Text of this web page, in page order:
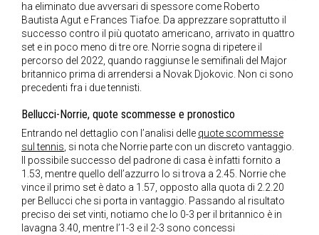
ha eliminato due avversari di spessore come Roberto
Bautista Agut e Frances Tiafoe. Da apprezzare soprattutto il
successo contro il più quotato americano, arrivato in quattro
set e in poco meno di tre ore. Norrie sogna di ripetere il
percorso del 2022, quando raggiunse le semifinali del Major
britannico prima di arrendersi a Novak Djokovic. Non ci sono
precedenti fra i due tennisti.
Bellucci-Norrie, quote scommesse e pronostico
Entrando nel dettaglio con l’analisi delle quote scommesse
sul tennis, si nota che Norrie parte con un discreto vantaggio.
Il possibile successo del padrone di casa è infatti fornito a
1.53, mentre quello dell’azzurro lo si trova a 2.45. Norrie che
vince il primo set è dato a 1.57, opposto alla quota di 2.2.20
per Bellucci che si porta in vantaggio. Passando al risultato
preciso dei set vinti, notiamo che lo 0-3 per il britannico è in
lavagna 3.40, mentre l’1-3 e il 2-3 sono concessi